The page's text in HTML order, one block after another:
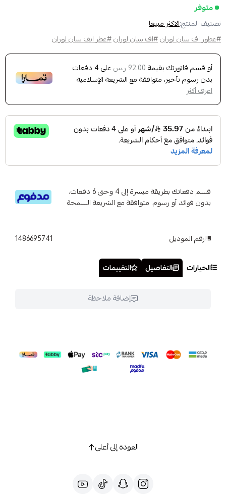
متوفر
تصنيف المنتج:الاكثر مبيعا
#عطور اف سان لوران#اف سان لوران#عطر ايف سان لوران
أو قسم فاتورتك بقيمة 92.00 ر.س على4 دفعات
بدون رسوم تأخير، متوافقة مع الشريعة الإسلامية
اعرف أكثر
قسم دفعاتك بطريقة ميسرة إلى 4 وحتى 6 دفعات،
بدون فوائد أو رسوم. متوافقة مع الشريعة السمحة
رقم الموديل 1486695741
الخيارات التفاصيل التقييمات
إضافة ملاحظة
العودة إلى أعلى